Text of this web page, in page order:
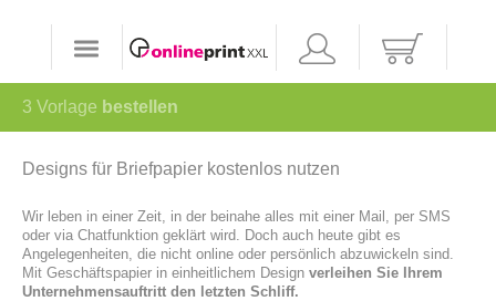
3 Vorlage bestellen
Designs für Briefpapier kostenlos nutzen
Wir leben in einer Zeit, in der beinahe alles mit einer Mail, per SMS
oder via Chatfunktion geklärt wird. Doch auch heute gibt es
Angelegenheiten, die nicht online oder persönlich abzuwickeln sind.
Mit Geschäftspapier in einheitlichem Design verleihen Sie Ihrem
Unternehmensauftritt den letzten Schliff.